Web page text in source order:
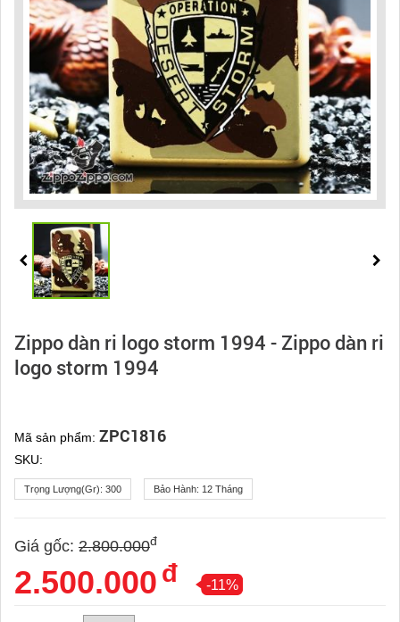
Zippo dàn ri logo storm 1994 - Zippo dàn ri
logo storm 1994
Mã sản phẩm: ZPC1816
SKU:
Trọng Lượng(gr): 300 Bảo Hành: 12 Tháng
Giá gốc: 2.800.000đ
2.500.000 đ -11%